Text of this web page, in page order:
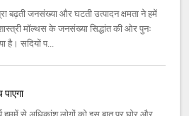
बढ़ती जनसंख्या और घटती उत्पादन क्षमता ने हमें
मॉल्थस के जनसंख्या सिद्धांत की ओर पुनः
है। सदियों प...